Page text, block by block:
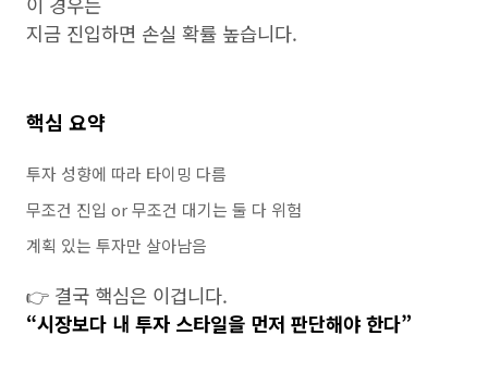
지금 진입하면 손실 확률 높습니다.
핵심 요약
투자 성향에 따라 타이밍 다름
무조건 진입 or 무조건 대기는 둘 다 위험
계획 있는 투자만 살아남음
👉 결국 핵심은 이겁니다.
“시장보다 내 투자 스타일을 먼저 판단해야 한다”